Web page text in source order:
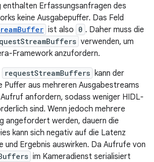
enthalten Erfassungsanfragen des
keine Ausgabepuffer. Das Feld
ist also 0 . Daher muss die
verwenden, um
Framework anzufordern.
requestStreamBuffers kann der
aus mehreren Ausgabestreams
Aufruf anfordern, sodass weniger HIDL-
sind. Wenn jedoch mehrere
angefordert werden, dauern die
kann sich negativ auf die Latenz
und Ergebnis auswirken. Da Aufrufe von
im Kameradienst serialisiert